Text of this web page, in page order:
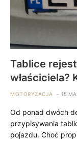
Tablice
właściciela?
MOTORYZACJA 15
Od ponad dwóch
przypisywania
pojazdu. Choć